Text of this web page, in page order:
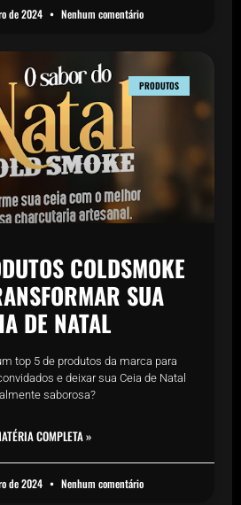
de 2024 Nenhum comentário
PRODUTOS
COLDSMOKE
SUA
DE NATAL
top 5 de produtos da marca para
e deixar sua Ceia de Natal
saborosa?
COMPLETA »
de 2024 Nenhum comentário